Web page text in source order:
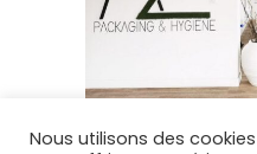
Nous utilisons des